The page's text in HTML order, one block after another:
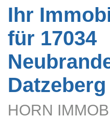
Ihr
für 17034
Datzeberg
HORN